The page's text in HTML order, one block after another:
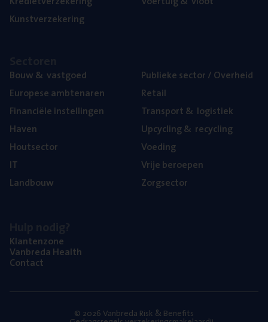
Kunst­ver­ze­ke­ring
Bouw& vastgoed
Euro­pe­se ambtenaren
Finan­ci­ë­le instellingen
Haven
Hout­sec­tor
IT
Land­bouw
Publie­ke sec­tor / Overheid
Retail
Trans­port& logistiek
Upcy­cling& recycling
Voe­ding
Vrije beroe­pen
Zorg­sec­tor
Klan­ten­zo­ne
Van­b­re­da Health
Con­tact
© 2026 Vanbreda Risk & Benefits